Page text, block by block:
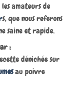
amateurs de
s, que nous referons
saine et rapide.
:
dénichée sur
au poivre